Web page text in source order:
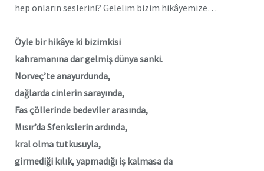
hep onların seslerini? Gelelim bizim hikâyemize…
Öyle bir hikâye ki bizimkisi
kahramanına dar gelmiş dünya sanki.
Norveç’te anayurdunda,
dağlarda cinlerin sarayında,
Fas çöllerinde bedeviler arasında,
Mısır’da Sfenkslerin ardında,
kral olma tutkusuyla,
girmediği kılık, yapmadığı iş kalmasa da